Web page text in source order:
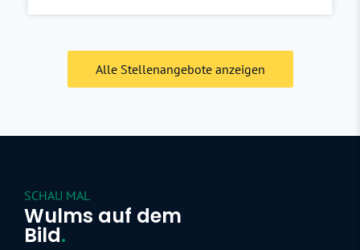
Alle Stellenangebote anzeigen
SCHAU MAL
Wulms auf dem
Bild.